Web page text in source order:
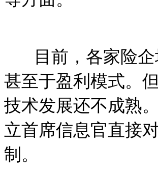
目前，各家险
甚至于盈利模式。
技术发展还不成熟
立首席信息官直接
制。